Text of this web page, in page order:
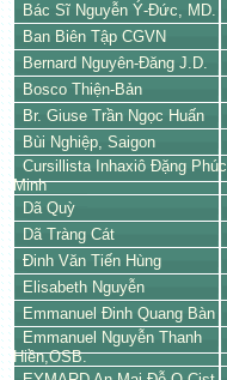
Bác Sĩ Nguyễn Ý-Đức, MD.
Ban Biên Tập CGVN
Bernard Nguyên-Đăng J.D.
Bosco Thiện-Bản
Br. Giuse Trần Ngọc Huấn
Bùi Nghiệp, Saigon
Cursillista Inhaxiô Đặng Phúc
Minh
Dã Quỳ
Dã Tràng Cát
Đinh Văn Tiến Hùng
Elisabeth Nguyễn
Emmanuel Đinh Quang Bàn
Emmanuel Nguyễn Thanh
Hiền,OSB.